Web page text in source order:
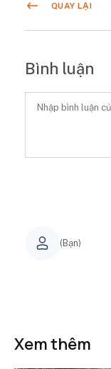
QUAY LẠI
Bình luận
(Bạn)
Xem thêm